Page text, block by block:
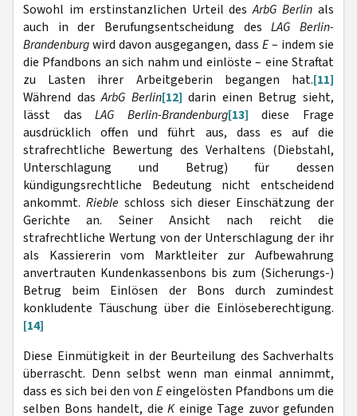
Sowohl im erstinstanzlichen Urteil desArbG Berlin als
auch in der Berufungsentscheidung desLAG Berlin-
Brandenburgwird davon ausgegangen, dass E– indem sie
die Pfandbons an sich nahm und einlöste – eine Straftat
zu Lasten ihrer Arbeitgeberin begangen hat.[11]
Während dasArbG Berlin[12] darin einen Betrug sieht,
lässt dasLAG Berlin-Brandenburg[13] diese Frage
ausdrücklich offen und führt aus, dass es auf die
strafrechtliche Bewertung des Verhaltens (Diebstahl,
Unterschlagung und Betrug) für dessen
kündigungsrechtliche Bedeutung nicht entscheidend
ankommt. Rieble schloss sich dieser Einschätzung der
Gerichte an. Seiner Ansicht nach reicht die
strafrechtliche Wertung von der Unterschlagung der ihr
als Kassiererin vom Marktleiter zur Aufbewahrung
anvertrauten Kundenkassenbons bis zum (Sicherungs-)
Betrug beim Einlösen der Bons durch zumindest
konkludente Täuschung über die Einlöseberechtigung.
[14]
Diese Einmütigkeit in der Beurteilung des Sachverhalts
überrascht. Denn selbst wenn man einmal annimmt,
dass es sich bei den von Eeingelösten Pfandbons um die
selben Bons handelt, die Keinige Tage zuvor gefunden